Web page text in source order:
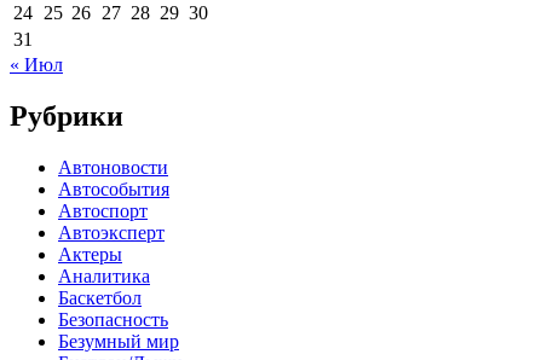
24 25 26 27 28 29 30
31
« Июл
Рубрики
Автоновости
Автособытия
Автоспорт
Автоэксперт
Актеры
Аналитика
Баскетбол
Безопасность
Безумный мир